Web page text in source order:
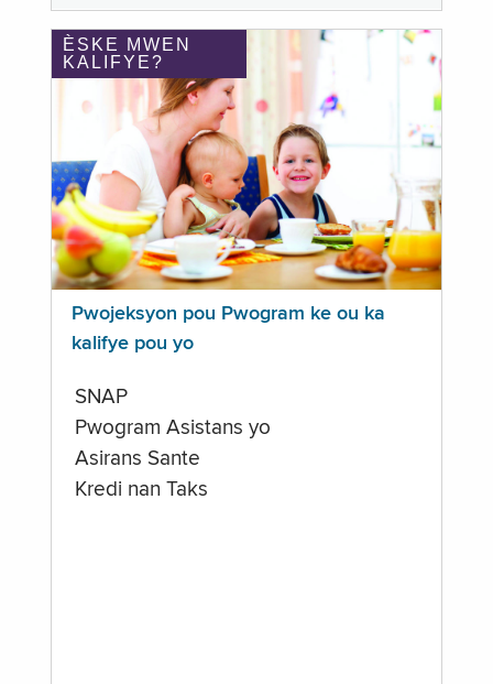
ÈSKE MWEN
KALIFYE?
Pwojeksyon pou Pwogram ke ou ka
kalifye pou yo
SNAP
Pwogram Asistans yo
Asirans Sante
Kredi nan Taks